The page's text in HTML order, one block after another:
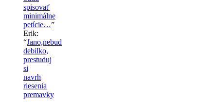
spisovať
minimálne
petície…”
Erik:
“Jano,nebud
debilko,
prestuduj
si
navrh
riesenia
premavky